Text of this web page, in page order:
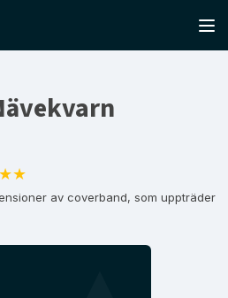
av coverband, som uppträder